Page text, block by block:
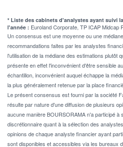
* Liste des cabinets d'analystes ayant suivi
l'année : Euroland Corporate, TP ICAP Midcap
Un consensus est une moyenne ou une
recommandations faites par les analystes
l'utilisation de la médiane des estimations plutôt
présente en effet l'inconvénient d'être sensible
échantillon, inconvénient auquel échappe la
la plus généralement retenue par la place
Le présent consensus est fourni par la société
résulte par nature d'une diffusion de plusieurs
aucune manière BOURSORAMA n'a participé
discrétionnaire quant à la sélection des
opinions de chaque analyste financier ayant
sont disponibles et accessibles via les bureaux